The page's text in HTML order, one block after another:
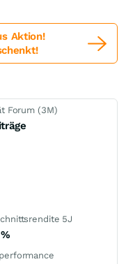
Aktion!
Forum (3M)
5J
%